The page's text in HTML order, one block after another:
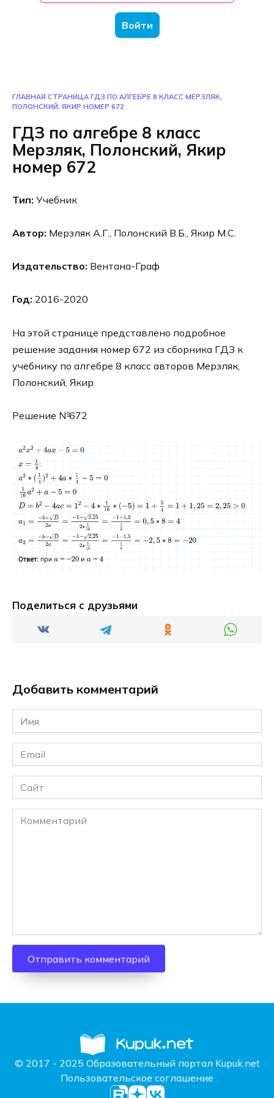
Войти
ГЛАВНАЯ СТРАНИЦА ГДЗ ПО АЛГЕБРЕ 8 КЛАСС МЕРЗЛЯК,
ПОЛОНСКИЙ, ЯКИР НОМЕР 672
ГДЗ по алгебре 8 класс
Мерзляк, Полонский, Якир
номер 672
Тип: Учебник
Автор: Мерзляк А.Г., Полонский В.Б., Якир М.С.
Издательство: Вентана-Граф
Год: 2016-2020
На этой странице представлено подробное
решение задания номер 672 из сборника ГДЗ к
учебнику по алгебре 8 класс авторов Мерзляк,
Полонский, Якир.
Решение №672
Поделиться с друзьями
Добавить комментарий
Имя
*
Email
*
Сайт
Комментарий
© 2017 - 2025 Образовательный портал Kupuk.net
Пользовательское соглашение